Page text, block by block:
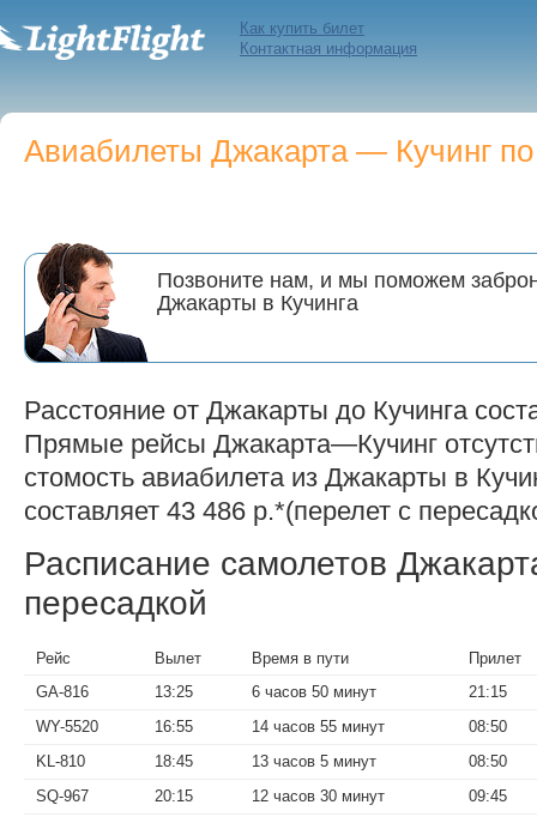
Как купить билет
Контактная информация
Авиабилеты Джакарта — Кучинг
Позвоните нам, и мы поможем
Джакарты в Кучинга
Расстояние от Джакарты до Кучинга
Прямые рейсы Джакарта—Кучинг
стомость авиабилета из Джакарты в
составляет 43 486 р.*(перелет с
Расписание самолетов
пересадкой
Рейс Вылет Время в пути
Прилет
GA-816
13:25 6 часов 50 минут
21:15
WY-5520
16:55 14 часов 55 минут
08:50
KL-810
18:45 13 часов 5 минут
08:50
SQ-967
20:15 12 часов 30 минут 09:45